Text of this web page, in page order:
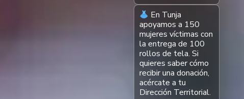
En Tunja
apoyamos a 150
mujeres víctimas con
la entrega de 100
rollos de tela. Si
quieres saber cómo
recibir una donación,
acércate a tu
Dirección Territorial.